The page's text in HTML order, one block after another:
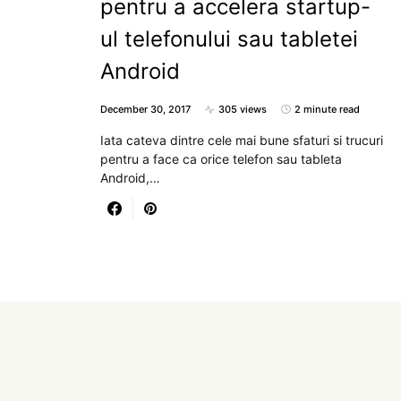
pentru a accelera startup-
ul telefonului sau tabletei
Android
December 30, 2017 305 views 2 minute read
Iata cateva dintre cele mai bune sfaturi si trucuri
pentru a face ca orice telefon sau tableta
Android,…